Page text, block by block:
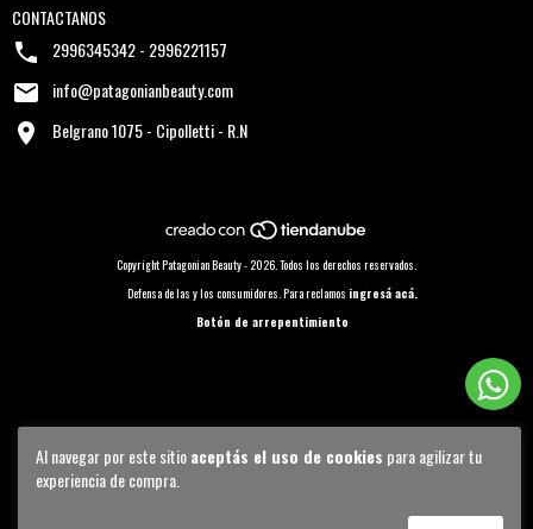
Al navegar por este sitioaceptás el uso de cookies para agilizar tu
experiencia de compra.
CONTACTANOS
2996345342 - 2996221157
info@patagonianbeauty.com
Belgrano 1075 - Cipolletti - R.N
Copyright Patagonian Beauty - 2026. Todos los derechos reservados.
Defensa de las y los consumidores. Para reclamos ingresá acá.
Botón de arrepentimiento